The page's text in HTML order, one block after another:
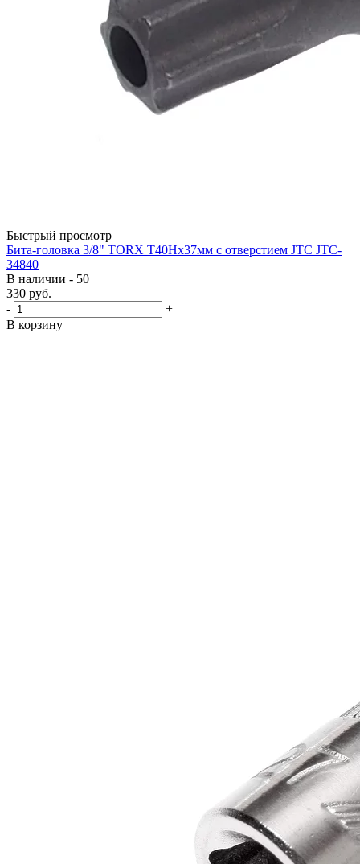
Быстрый просмотр
Бита-головка 3/8" TORX T40Hх37мм с отверстием JTC JTC-
34840
В наличии - 50
330 руб.
-
+
В корзину